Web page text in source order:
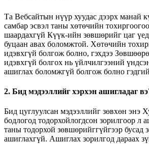
Та Вебсайтын нүүр хуудас дээрх манай
самбар эсвэл таны хөтөчийн
шаардахгүй Күүк-ийн зөвшөрийг цаг үед
буцаан авах боломжтой. Хөтөчийн
идэвхгүй болгож болно, гэхдээ
идэвхгүй болгох нь үйлчилгээний
ашиглах боломжгүй болгож болно
2. Бид мэдээллийг хэрхэн ашигладаг
Бид цуглуулсан мэдээллийг зөвхөн энэ
бодлогод тодорхойлогдсон зорилгоор л
таны тодорхой зөвшөрийггүйгээр бусад
ашиглахгүй. Ашиглах зорилгод дараах